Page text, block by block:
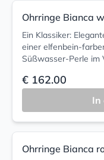
Ohrringe Bianca
Ein Klassiker:
einer elfenbein-
Süßwasser-Perle im
€ 162.00
In
Ohrringe Bianca